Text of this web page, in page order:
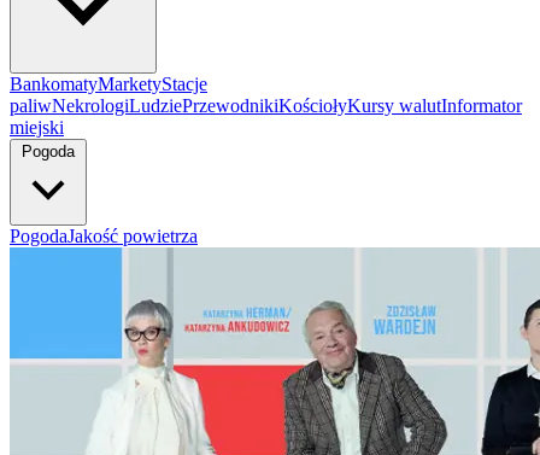
BankomatyMarketyStacje
paliwNekrologiLudziePrzewodnikiKościołyKursy walutInformator
miejski
Pogoda
PogodaJakość powietrza